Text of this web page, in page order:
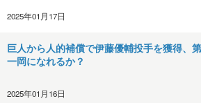
2025年01月17日
巨人から人的補償で伊藤優輔投手を獲得、
一岡になれるか？
2025年01月16日